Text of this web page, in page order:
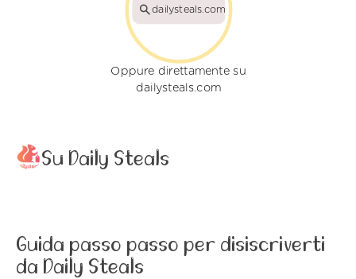
dailysteals.com
Oppure direttamente su
dailysteals.com
Su Daily Steals
Guida passo passo per disiscriverti
da Daily Steals